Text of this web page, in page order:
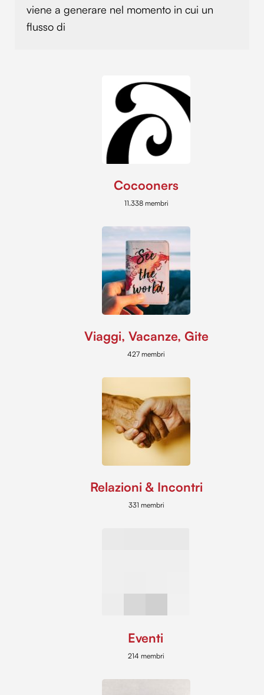
viene a generare nel momento in cui un
flusso di
Cocooners
11.338 membri
Viaggi, Vacanze, Gite
427 membri
Relazioni & Incontri
331 membri
Eventi
214 membri